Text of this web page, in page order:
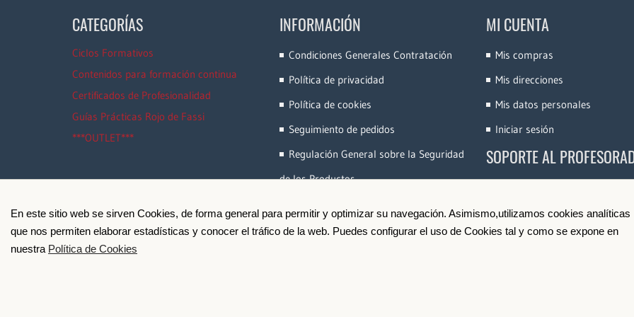
En este sitio web se sirven Cookies, de forma general para permitir y optimizar su navegación. Asimismo,utilizamos cookies analíticas
que nos permiten elaborar estadísticas y conocer el tráfico de la web. Puedes configurar el uso de Cookies tal y como se expone en
nuestra Política de Cookies
CATEGORÍAS
Ciclos Formativos
Contenidos para formación continua
Certificados de Profesionalidad
Guías Prácticas Rojo de Fassi
***OUTLET***
INFORMACIÓN
Condiciones Generales Contratación
Política de privacidad
Política de cookies
Seguimiento de pedidos
Regulación General sobre la Seguridad
de los Productos
MI CUENTA
Mis compras
Mis direcciones
Mis datos personales
Iniciar sesión
SOPORTE AL
Conoce e-Videocinco
Darse de Alta